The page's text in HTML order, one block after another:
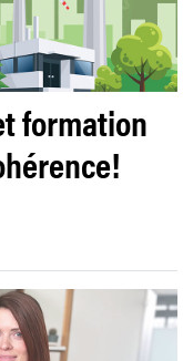
formation